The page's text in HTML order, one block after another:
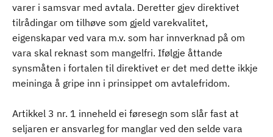
varer i samsvar med avtala. Deretter gjev direktivet
tilrådingar om tilhøve som gjeld varekvalitet,
eigenskapar ved vara m.v. som har innverknad på om
vara skal reknast som mangelfri. Ifølgje åttande
synsmåten i fortalen til direktivet er det med dette ikkje
meininga å gripe inn i prinsippet om avtalefridom.
Artikkel 3 nr. 1 inneheld ei føresegn som slår fast at
seljaren er ansvarleg for manglar ved den selde vara